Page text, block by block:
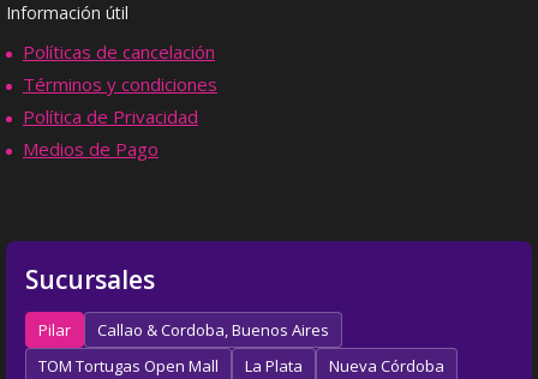
Información útil
Políticas de cancelación
Términos y condiciones
Política de Privacidad
Medios de Pago
Sucursales
Pilar
Callao & Cordoba, Buenos Aires
TOM Tortugas Open Mall
La Plata
Nueva Córdoba